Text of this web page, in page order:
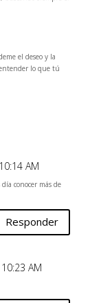
el deseo y la
lo que tú
AM
conocer más de
Responder
AM